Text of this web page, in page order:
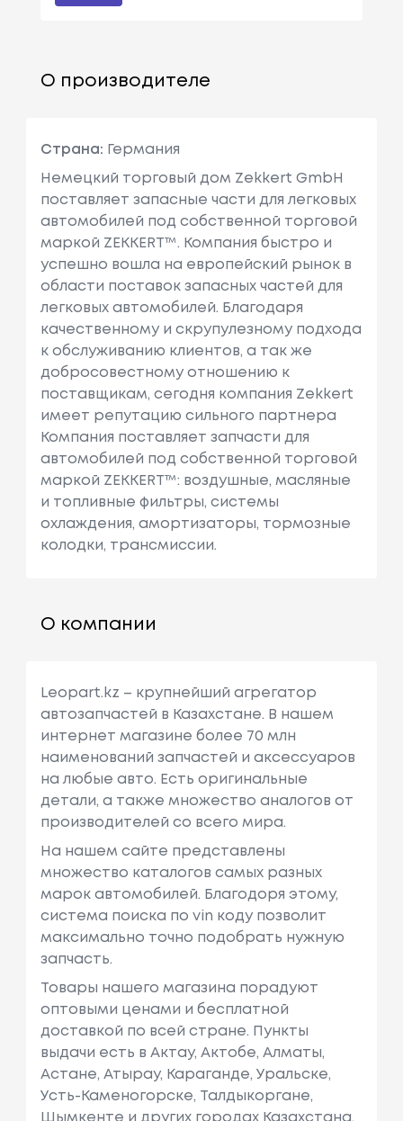
О производителе
Страна: Германия
Немецкий торговый дом Zekkert GmbH
поставляет запасные части для легковых
автомобилей под собственной торговой
маркой ZEKKERT™. Компания быстро и
успешно вошла на европейский рынок в
области поставок запасных частей для
легковых автомобилей. Благодаря
качественному и скрупулезному подхода
к обслуживанию клиентов, а так же
добросовестному отношению к
поставщикам, сегодня компания Zekkert
имеет репутацию сильного партнера
Компания поставляет запчасти для
автомобилей под собственной торговой
маркой ZEKKERT™: воздушные, масляные
и топливные фильтры, системы
охлаждения, амортизаторы, тормозные
колодки, трансмиссии.
О компании
Leopart.kz – крупнейший агрегатор
автозапчастей в Казахстане. В нашем
интернет магазине более 70 млн
наименований запчастей и аксессуаров
на любые авто. Есть оригинальные
детали, а также множество аналогов от
производителей со всего мира.
На нашем сайте представлены
множество каталогов самых разных
марок автомобилей. Благодоря этому,
система поиска по vin коду позволит
максимально точно подобрать нужную
запчасть.
Товары нашего магазина порадуют
оптовыми ценами и бесплатной
доставкой по всей стране. Пункты
выдачи есть в Актау, Актобе, Алматы,
Астане, Атырау, Караганде, Уральске,
Усть-Каменогорске, Талдыкоргане,
Шымкенте и других городах Казахстана.